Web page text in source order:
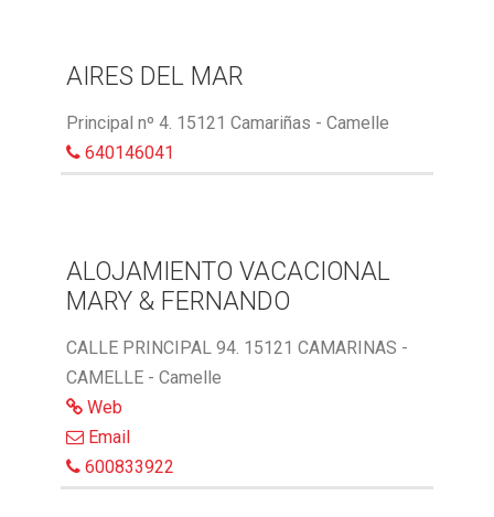
AIRES DEL MAR
Principal nº 4. 15121 Camariñas - Camelle
640146041
ALOJAMIENTO VACACIONAL
MARY & FERNANDO
CALLE PRINCIPAL 94. 15121 CAMARINAS -
CAMELLE - Camelle
Web
Email
600833922